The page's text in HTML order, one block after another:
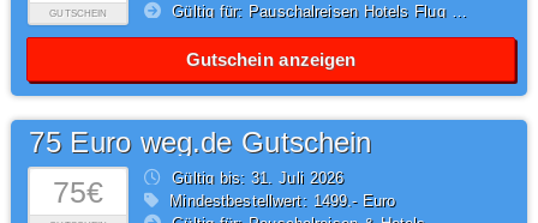
GUTSCHEIN
Gültig für: Pauschalreisen Hotels Flug Hotel
Gutschein anzeigen
75€
75 Euro weg.de Gutschein
Gültig bis: 31.Juli2026
Mindestbestellwert: 1499,- Euro